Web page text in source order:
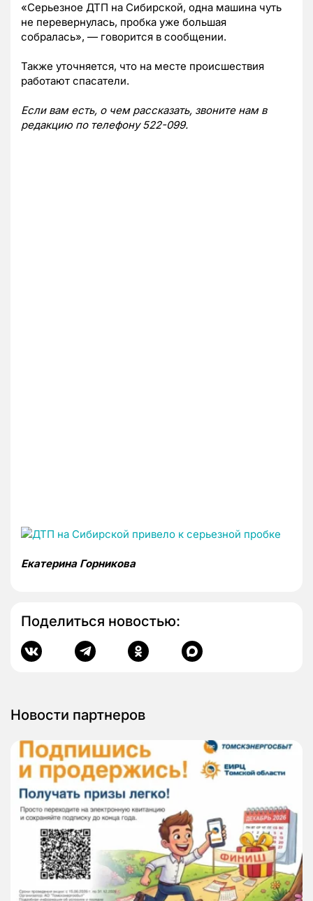
«Серьезное ДТП на Сибирской, одна машина чуть
не перевернулась, пробка уже большая
собралась», — говорится в сообщении.
Также уточняется, что на месте происшествия
работают спасатели.
Если вам есть, о чем рассказать, звоните нам в
редакцию по телефону 522-099.
Екатерина Горникова
Поделиться новостью:
Новости партнеров